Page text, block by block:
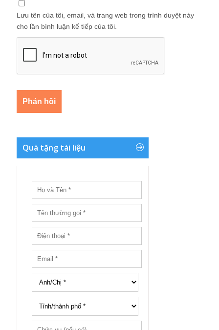
Lưu tên của tôi, email, và trang web trong trình duyệt này
cho lần bình luận kế tiếp của tôi.
Quà tặng tài liệu